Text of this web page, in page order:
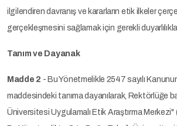
ilgilendiren davranış ve kararların etik ilkeler
gerçekleşmesini sağlamak için gerekli
Tanım ve Dayanak
Madde 2 - Bu Yönetmelikle 2547 sayılı
maddesindeki tanıma dayanılarak, Rektörlüğe
Üniversitesi Uygulamalı Etik Araştırma Merkezi"